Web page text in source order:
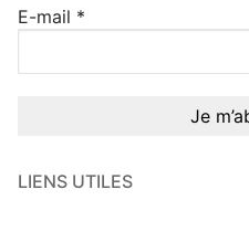
E-mail *
LIENS UTILES